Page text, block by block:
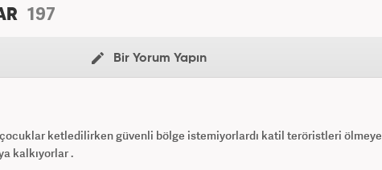
197
Bir Yorum Yapın
ketledilirken güvenli bölge istemiyorlardı katil teröristleri ölmeye
kalkıyorlar .